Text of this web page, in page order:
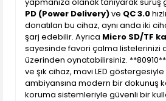
PD (Power Delivery)ve QC 3.0
donatılan bu cihaz, aynı anda iki
şarj edebilir. Ayrıca Micro SD/TF
sayesinde favori çalma listelerinizi
üzerinden oynatabilirsiniz.
ve şık cihaz, mavi LED göstergesiyle
ambiyansına modern bir dokunuş
koruma sistemleriyle güvenli bir